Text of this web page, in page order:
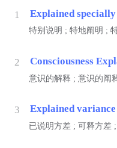
1 Explained specially
特别说明 ; 特地阐明 ;
2 Consciousness
意识的解释 ; 意识的阐
3 Explained variance
已说明方差 ; 可释方差